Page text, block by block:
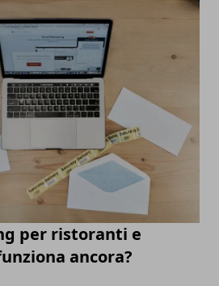
per ristoranti e
ancora?